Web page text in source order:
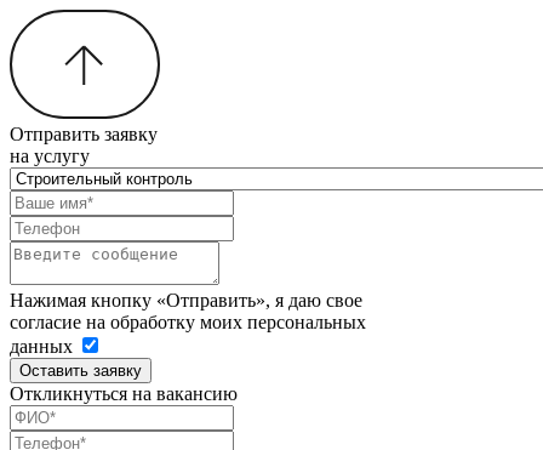
Отправить заявку
на услугу
Нажимая кнопку «Отправить», я даю свое
согласие на обработку моих персональных
данных
Оставить заявку
Откликнуться на вакансию